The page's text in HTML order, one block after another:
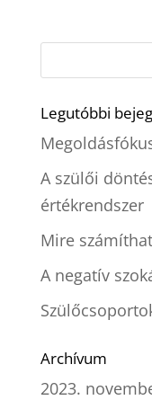
Legutóbbi
A szülői
értékrendszer
Mire
A negatív
Archívum
2023.